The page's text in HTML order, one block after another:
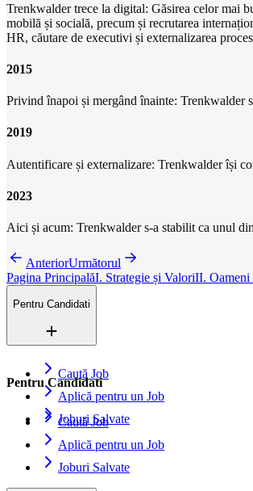
Trenkwalder trece la digital: Găsirea celor mai
mobilă și socială, precum și recrutarea
HR, căutare de executivi și externalizarea
2015
Privind înapoi și mergând înainte: Trenkwalder
2019
Autentificare și externalizare: Trenkwalder își
2023
Aici și acum: Trenkwalder s-a stabilit ca unul
AnteriorUrmătorul
Pagina PrincipalăI. Strategie și ValoriII. Oameni
Pentru Candidati
Caută Job
Aplică pentru un Job
Joburi Salvate
Pentru Candidati
Caută Job
Aplică pentru un Job
Joburi Salvate